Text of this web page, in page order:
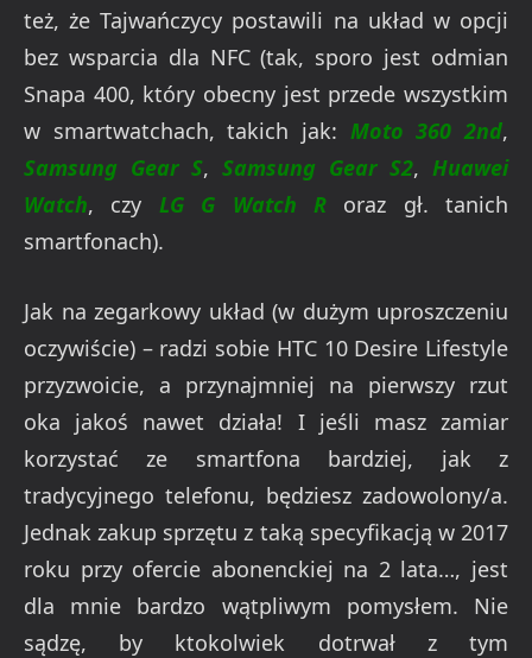
też, że Tajwańczycy postawili na układ w opcji
bez wsparcia dla NFC (tak, sporo jest odmian
Snapa 400, który obecny jest przede wszystkim
w smartwatchach, takich jak: Moto 360 2nd,
Samsung Gear S,Samsung Gear S2,Huawei
Watch, czy LG G Watch Roraz gł. tanich
smartfonach).
Jak na zegarkowy układ (w dużym uproszczeniu
oczywiście) – radzi sobie HTC 10 Desire Lifestyle
przyzwoicie, a przynajmniej na pierwszy rzut
oka jakoś nawet działa! I jeśli masz zamiar
korzystać ze smartfona bardziej, jak z
tradycyjnego telefonu, będziesz zadowolony/a.
Jednak zakup sprzętu z taką specyfikacją w 2017
roku przy ofercie abonenckiej na 2 lata…, jest
dla mnie bardzo wątpliwym pomysłem. Nie
sądzę, by ktokolwiek dotrwał z tym